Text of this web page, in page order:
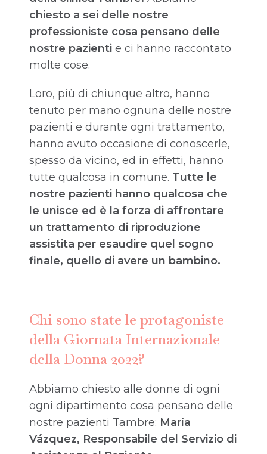
chiesto a sei delle nostre
professioniste cosa pensano delle
nostre pazienti e ci hanno raccontato
molte cose.
Loro, più di chiunque altro, hanno
tenuto per mano ognuna delle nostre
pazienti e durante ogni trattamento,
hanno avuto occasione di conoscerle,
spesso da vicino, ed in effetti, hanno
tutte qualcosa in comune. Tutte le
nostre pazienti hanno qualcosa che
le unisce ed è la forza di affrontare
un trattamento di riproduzione
assistita per esaudire quel sogno
finale, quello di avere un bambino.
Chi sono state le protagoniste
della Giornata Internazionale
della Donna 2022?
Abbiamo chiesto alle donne di ogni
ogni dipartimento cosa pensano delle
nostre pazienti Tambre: María
Vázquez, Responsabile del Servizio di